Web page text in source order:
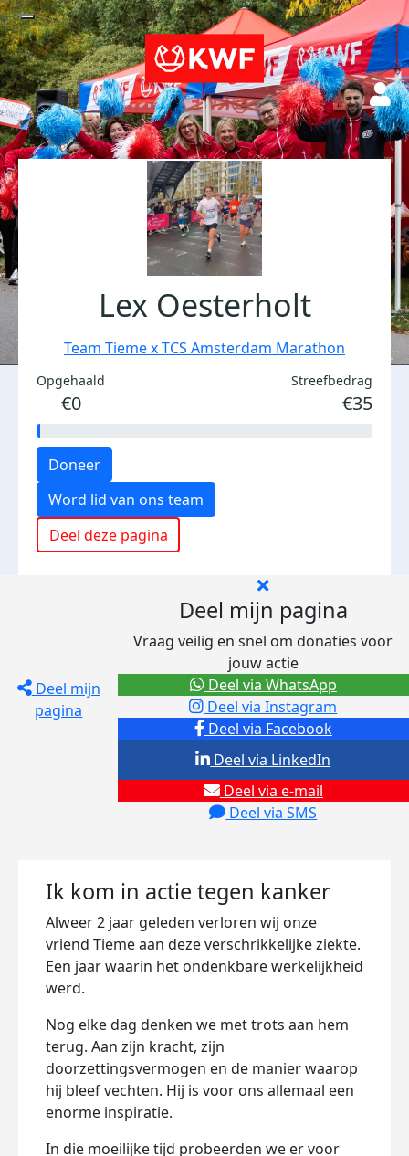
Lex Oesterholt
Team Tieme x TCS Amsterdam Marathon
Opgehaald
€0
Streefbedrag
€35
Doneer
Word lid van ons team
Deel deze pagina
Deel mijn
pagina
Deel mijn pagina
Vraag veilig en snel om donaties voor
jouw actie
Deel via Facebook
Deel via Instagram
Deel via e-mail
Deel via SMS
Deel via LinkedIn
Deel via WhatsApp
Ik kom in actie tegen kanker
Alweer 2 jaar geleden verloren wij onze
vriend Tieme aan deze verschrikkelijke ziekte.
Een jaar waarin het ondenkbare werkelijkheid
werd.
Nog elke dag denken we met trots aan hem
terug. Aan zijn kracht, zijn
doorzettingsvermogen en de manier waarop
hij bleef vechten. Hij is voor ons allemaal een
enorme inspiratie.
In die moeilijke tijd probeerden we er voor